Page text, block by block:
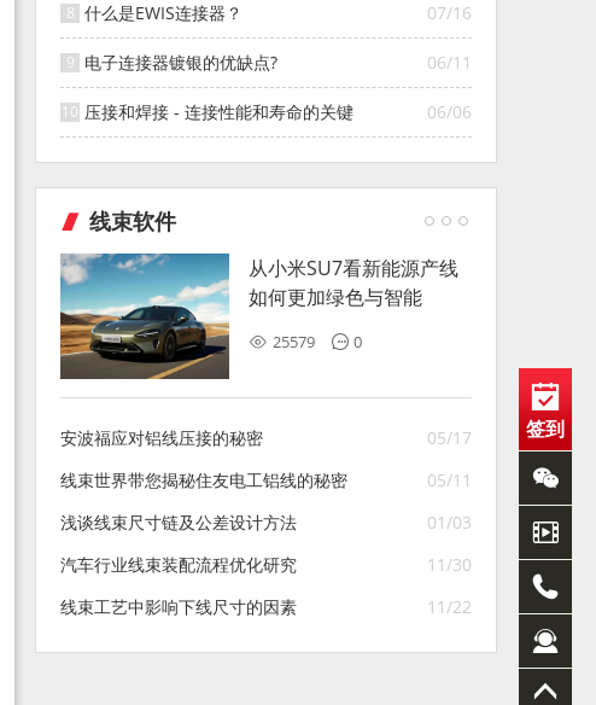
07/16
什么是EWIS连接器？
06/11
电子连接器镀银的优缺点?
06/06
压接和焊接 - 连接性能和寿命的关键
线束软件
从小米SU7看新能源产线
如何更加绿色与智能
25579 0
05/17
安波福应对铝线压接的秘密
05/11
线束世界带您揭秘住友电工铝线的秘密
01/03
浅谈线束尺寸链及公差设计方法
11/30
汽车行业线束装配流程优化研究
11/22
线束工艺中影响下线尺寸的因素
签到